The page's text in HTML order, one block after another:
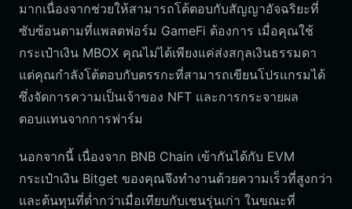
มากเนื่องจากช่วยให้สามารถโต้ตอบกับสัญญาอัจฉริยะที่
ซับซ้อนตามที่แพลตฟอร์ม GameFi ต้องการ เมื่อคุณใช้
กระเป๋าเงิน MBOX คุณไม่ได้เพียงแค่ส่งสกุลเงินธรรมดา
แต่คุณกำลังโต้ตอบกับตรรกะที่สามารถเขียนโปรแกรมได้
ซึ่งจัดการความเป็นเจ้าของ NFT และการกระจายผล
ตอบแทนจากการฟาร์ม
นอกจากนี้ เนื่องจาก BNB Chain เข้ากันได้กับ EVM
กระเป๋าเงิน Bitget ของคุณจึงทำงานด้วยความเร็วที่สูงกว่า
และต้นทุนที่ต่ำกว่าเมื่อเทียบกับเชนรุ่นเก่า ในขณะที่